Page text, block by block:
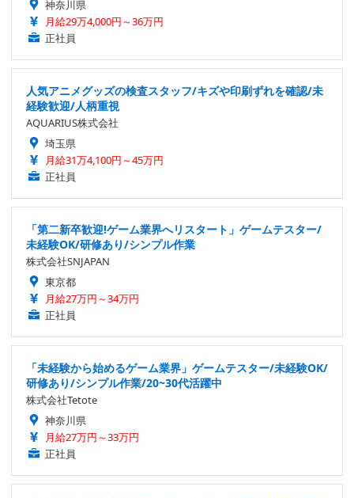
神奈川県
月給29万4,000円～36万円
正社員
人気アニメグッズの検査スタッフ/キズや印刷ずれを確認/未
経験歓迎/人柄重視
AQUARIUS株式会社
埼玉県
月給31万4,100円～45万円
正社員
「第二新卒歓迎!ゲーム業界へリスタート」ゲームテスター/
未経験OK/研修あり/シンプル作業
株式会社SNJAPAN
東京都
月給27万円～34万円
正社員
「未経験から始めるゲーム業界」ゲームテスター/未経験OK/
研修あり/シンプル作業/20~30代活躍中
株式会社Tetote
神奈川県
月給27万円～33万円
正社員